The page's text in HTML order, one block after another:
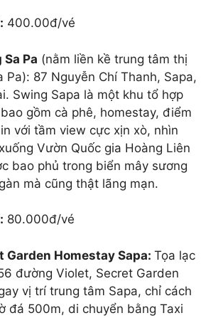
400.00đ/vé
Pa (nằm liền kề trung tâm thị
Pa): 87 Nguyễn Chí Thanh, Sapa,
Swing Sapa là một khu tổ hợp
gồm cà phê, homestay, điểm
với tầm view cực xịn xò, nhìn
Vườn Quốc gia Hoàng Liên
bao phủ trong biển mây sương
mà cũng thật lãng mạn.
80.000đ/vé
Garden Homestay Sapa: Tọa lạc
đường Violet, Secret Garden
vị trí trung tâm Sapa, chỉ cách
đá 500m, di chuyển bằng Taxi